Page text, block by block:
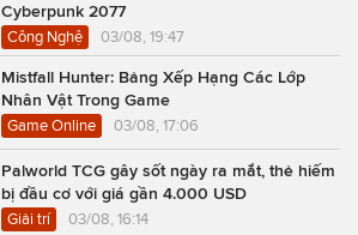
Cyberpunk 2077
Công Nghệ 03/08, 19:47
Mistfall Hunter: Bảng Xếp Hạng Các Lớp
Nhân Vật Trong Game
Game Online 03/08, 17:06
Palworld TCG gây sốt ngày ra mắt, thẻ hiếm
bị đầu cơ với giá gần 4.000 USD
Giải trí 03/08, 16:14